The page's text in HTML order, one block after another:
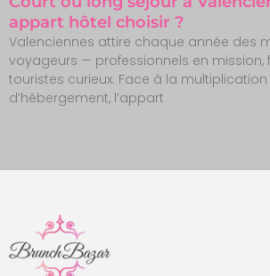
appart hôtel choisir ?
Valenciennes attire chaque année des
voyageurs — professionnels en mission,
touristes curieux. Face à la
d’hébergement, l’appart